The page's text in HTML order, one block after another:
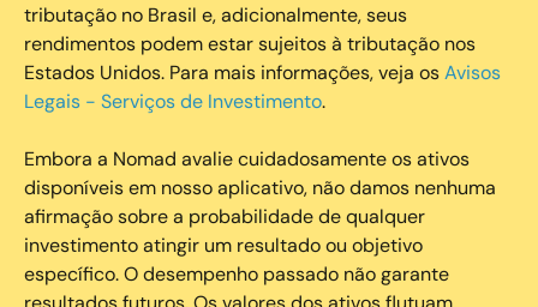
tributação no Brasil e, adicionalmente, seus
rendimentos podem estar sujeitos à tributação nos
Estados Unidos. Para mais informações, veja osAvisos
Legais - Serviços de Investimento.
Embora a Nomad avalie cuidadosamente os ativos
disponíveis em nosso aplicativo, não damos nenhuma
afirmação sobre a probabilidade de qualquer
investimento atingir um resultado ou objetivo
específico. O desempenho passado não garante